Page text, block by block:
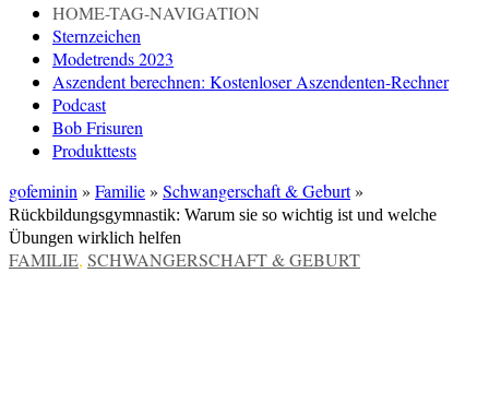
HOME-TAG-NAVIGATION
Sternzeichen
Modetrends 2023
Aszendent berechnen: Kostenloser Aszendenten-Rechner
Podcast
Bob Frisuren
Produkttests
gofeminin » Familie» Schwangerschaft & Geburt»
Rückbildungsgymnastik: Warum sie so wichtig ist und welche
Übungen wirklich helfen
VERÖFFENTLICHT
FAMILIE, SCHWANGERSCHAFT & GEBURT